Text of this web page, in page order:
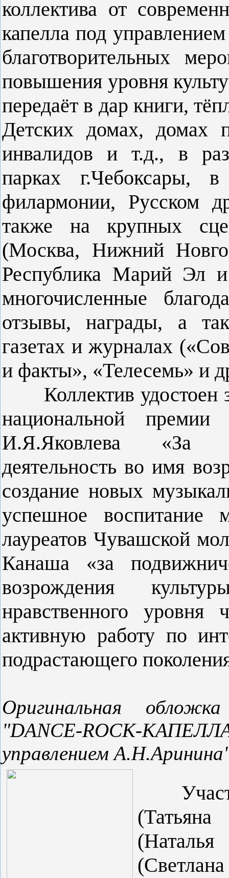
коллектива от
капелла под
благотворительных
повышения уровня
передаёт в дар книги,
Детских домах, домах
инвалидов и т.д., в
парках г.Чебоксары, в
филармонии, Русском
также на крупных
(Москва, Нижний
Республика Марий Эл
многочисленные
отзывы, награды, а
газетах и журналах
и факты», «Телесемь» и
Коллектив удостоен
национальной премии
И.Я.Яковлева «За
деятельность во имя
создание новых
успешное воспитание
лауреатов Чувашской
Канаша «за
возрождения
нравственного уровня
активную работу по
подрастающего
Оригинальная
"DANCE-ROCK-
управлением